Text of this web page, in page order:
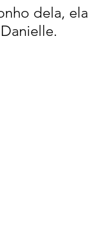
dela, ela